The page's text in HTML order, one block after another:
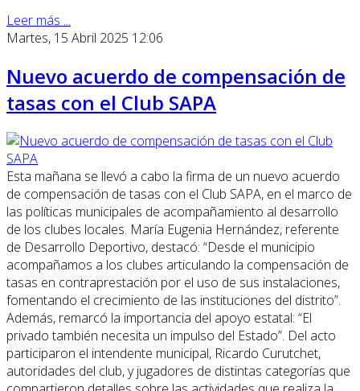
Leer más ...
Martes, 15 Abril 2025 12:06
Nuevo acuerdo de compensación de
tasas con el Club SAPA
Esta mañana se llevó a cabo la firma de un nuevo acuerdo
de compensación de tasas con el Club SAPA, en el marco de
las políticas municipales de acompañamiento al desarrollo
de los clubes locales. María Eugenia Hernández, referente
de Desarrollo Deportivo, destacó: “Desde el municipio
acompañamos a los clubes articulando la compensación de
tasas en contraprestación por el uso de sus instalaciones,
fomentando el crecimiento de las instituciones del distrito”.
Además, remarcó la importancia del apoyo estatal: “El
privado también necesita un impulso del Estado”. Del acto
participaron el intendente municipal, Ricardo Curutchet,
autoridades del club, y jugadores de distintas categorías que